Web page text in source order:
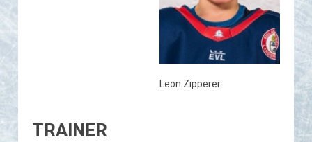
Leon Zipperer
TRAINER